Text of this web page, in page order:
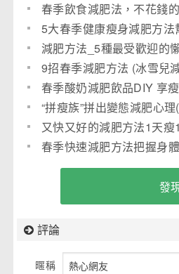
春季飲食減肥法，不花錢
方法5大春季健康瘦身減肥方法
減肥方法_5種最受歡迎的
肥方法
9招春季減肥方法 (冰雪兒
春季酸奶減肥飲品DIY 享
天
“拼瘦族”拼出變態減肥心理
又快又好的減肥方法1天瘦
季減肥九大計
春季快速減肥方法把握身
的三環節
發
評論
暱稱